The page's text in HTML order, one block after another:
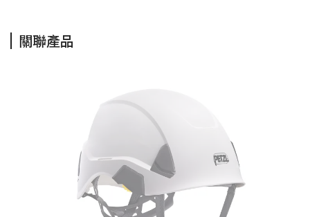
關聯產品